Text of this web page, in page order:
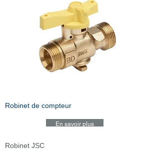
Robinet de compteur
En savoir plus
Robinet JSC